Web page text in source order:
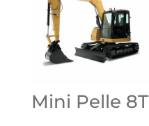
Mini Pelle 8T